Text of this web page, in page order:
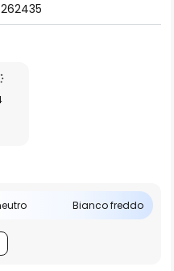
Bianco freddo